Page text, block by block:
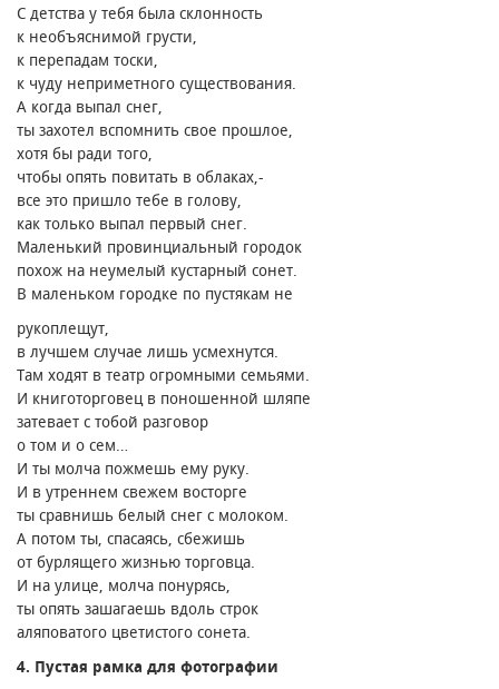
С детства у тебя была склонность
к необъяснимой грусти,
к перепадам тоски,
к чуду неприметного существования.
А когда выпал снег,
ты захотел вспомнить свое прошлое,
хотя бы ради того,
чтобы опять повитать в облаках,-
все это пришло тебе в голову,
как только выпал первый снег.
Маленький провинциальный городок
похож на неумелый кустарный сонет.
В маленьком городке по пустякам не
рукоплещут,
в лучшем случае лишь усмехнутся.
Там ходят в театр огромными семьями.
И книготорговец в поношенной шляпе
затевает с тобой разговор
о том и о сем…
И ты молча пожмешь ему руку.
И в утреннем свежем восторге
ты сравнишь белый снег с молоком.
А потом ты, спасаясь, сбежишь
от бурлящего жизнью торговца.
И на улице, молча понурясь,
ты опять зашагаешь вдоль строк
аляповатого цветистого сонета.
4. Пустая рамка для фотографии